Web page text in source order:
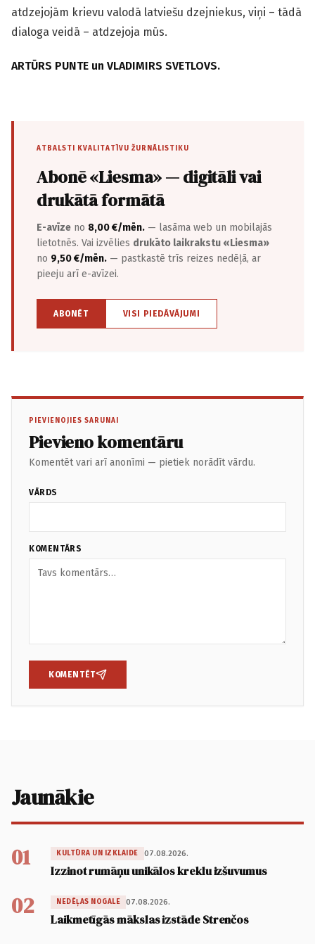
atdzejojām krievu valodā latviešu dzejniekus, viņi – tādā
dialoga veidā – atdzejoja mūs.
ARTŪRS PUNTE un VLADIMIRS SVETLOVS.
ATBALSTI KVALITATĪVU ŽURNĀLISTIKU
Abonē «Liesma» — digitāli vai
drukātā formātā
E-avīze no 8,00 €/mēn. — lasāma web un mobilajās
lietotnēs. Vai izvēlies drukāto laikrakstu «Liesma»
no 9,50 €/mēn. — pastkastē trīs reizes nedēļā, ar
pieeju arī e-avīzei.
ABONĒT VISI PIEDĀVĀJUMI
PIEVIENOJIES SARUNAI
Pievieno komentāru
Komentēt vari arī anonīmi — pietiek norādīt vārdu.
VĀRDS
KOMENTĀRS
KOMENTĒT
Jaunākie
01 KULTŪRA UN IZKLAIDE 07.08.2026.
Izzinot rumāņu unikālos kreklu izšuvumus
02 NEDĒĻAS NOGALE 07.08.2026.
Laikmetīgās mākslas izstāde Strenčos